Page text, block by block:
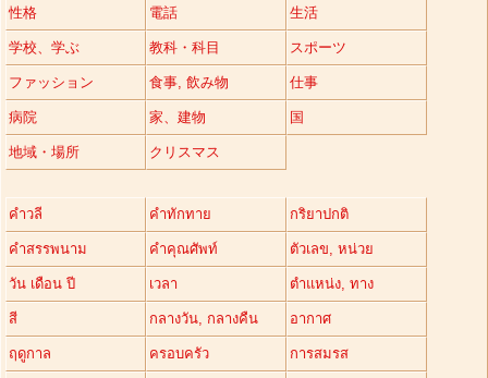
性格 電話 生活
学校、学ぶ 教科・科目 スポーツ
ファッション 食事, 飲み物 仕事
病院 家、建物 国
地域・場所 クリスマス
คำวลี คำทักทาย กริยาปกติ
คำสรรพนาม คำคุณศัพท์ ตัวเลข, หน่วย
วัน เดือน ปี เวลา ตำแหน่ง, ทาง
สี กลางวัน, กลางคืน อากาศ
ฤดูกาล ครอบครัว การสมรส